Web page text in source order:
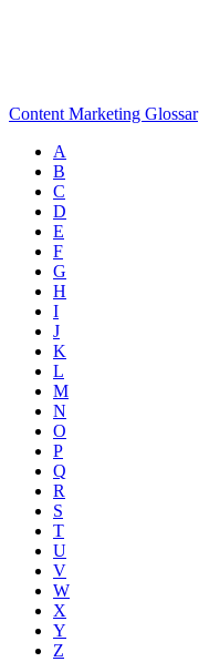
Content Marketing Glossar
A
B
C
D
E
F
G
H
I
J
K
L
M
N
O
P
Q
R
S
T
U
V
W
X
Y
Z